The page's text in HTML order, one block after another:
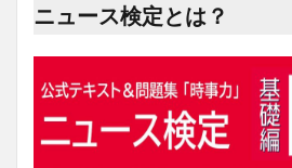
ニュース検定とは？